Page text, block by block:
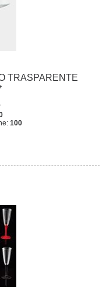
TRASPARENTE
100